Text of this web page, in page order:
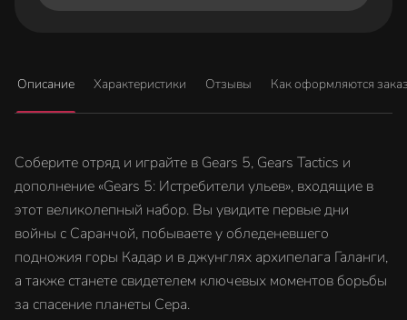
Описание Характеристики Отзывы Как оформляются
Соберите отряд и играйте в Gears 5, Gears Tactics и
дополнение «Gears 5: Истребители ульев», входящие в
этот великолепный набор. Вы увидите первые дни
войны с Саранчой, побываете у обледеневшего
подножия горы Кадар и в джунглях архипелага Галанги,
а также станете свидетелем ключевых моментов борьбы
за спасение планеты Сера.